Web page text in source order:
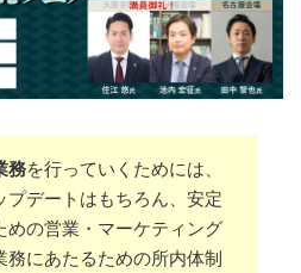
務を行っていくためには、
プデートはもちろん、安定
めの営業・マーケティング
務にあたるための所内体制